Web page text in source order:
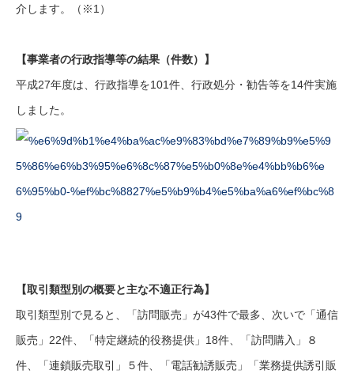
介します。（※1）
【事業者の行政指導等の結果（件数）】
平成27年度は、行政指導を101件、行政処分・勧告等を14件実施
しました。
【取引類型別の概要と主な不適正行為】
取引類型別で見ると、「訪問販売」が43件で最多、次いで「通信
販売」22件、「特定継続的役務提供」18件、「訪問購入」８
件、「連鎖販売取引」５件、「電話勧誘販売」「業務提供誘引販